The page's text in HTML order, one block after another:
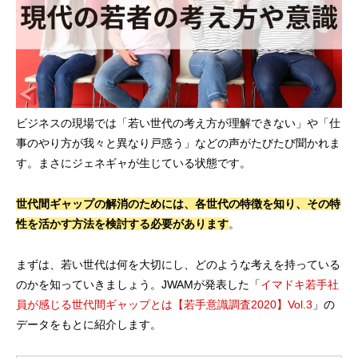
ビジネスの現場では「若い世代の考え方が理解できない」や「仕
事のやり方が我々と異なり戸惑う」などの声がたびたび聞かれま
す。まさにジェネギャが生じている状態です。
世代間ギャップの解消のためには、各世代の特徴を知り、その特
性を活かす方法を検討する必要があります。
まずは、若い世代は何を大切にし、どのような考えを持っている
のかを知っていきましょう。JWAMが発表した「イマドキ若手社
員が感じる世代間ギャップとは【若手意識調査2020】Vol.3 」の
データをもとに紹介します。